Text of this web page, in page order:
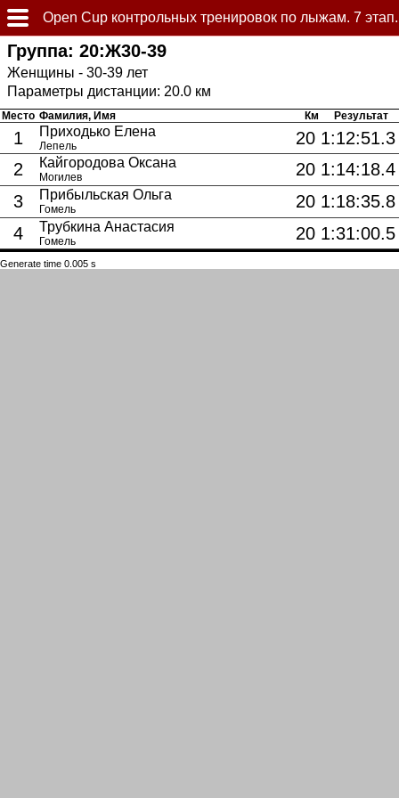
Оpen Cup контрольных тренировок по лыжам. 7 этап.
Группа: 20:Ж30-39
Женщины - 30-39 лет
20.0 км
Фамилия, Имя Км Результат
Место
Приходько Елена
Лепель 20 1:12:51.3
1
Кайгородова Оксана
Могилев 20 1:14:18.4
2
Прибыльская Ольга
Гомель 20 1:18:35.8
3
Трубкина Анастасия
Гомель 20 1:31:00.5
4
Generate time 0.005 s